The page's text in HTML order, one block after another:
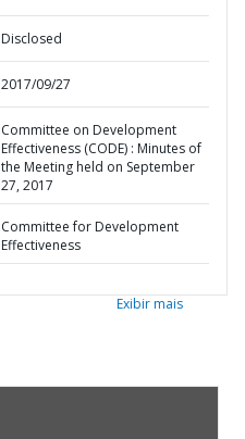
Disclosed
2017/09/27
Committee on Development
Effectiveness (CODE) : Minutes of
the Meeting held on September
27, 2017
Committee for Development
Effectiveness
Exibir mais